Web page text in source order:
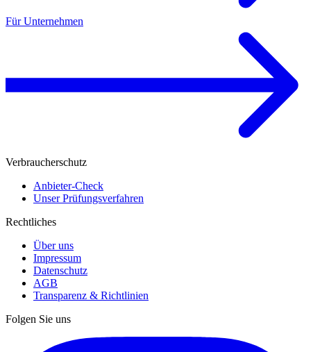
Für Unternehmen
Verbraucherschutz
Anbieter-Check
Unser Prüfungsverfahren
Rechtliches
Über uns
Impressum
Datenschutz
AGB
Transparenz & Richtlinien
Folgen Sie uns